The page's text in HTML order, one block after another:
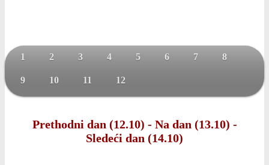
1 2 3 4 5 6 7 8
9 10 11 12
Prethodni dan (12.10) - Na dan (13.10) -
Sledeći dan (14.10)